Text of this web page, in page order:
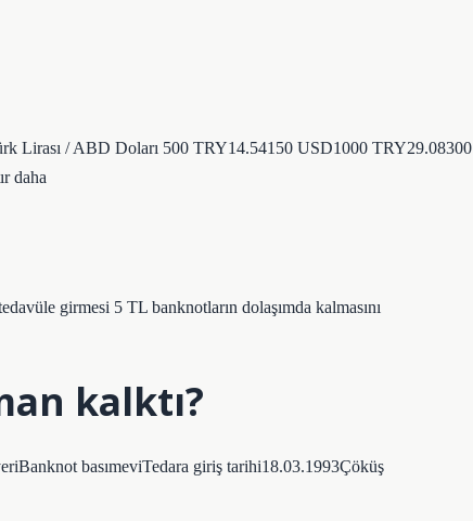
Lirası / ABD Doları 500 TRY14.54150 USD1000 TRY29.08300
daha
girmesi 5 TL banknotların dolaşımda kalmasını
kalktı?
basımeviTedara giriş tarihi18.03.1993Çöküş